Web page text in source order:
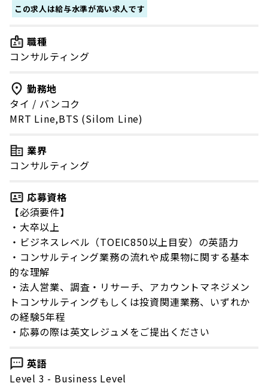
この求人は給与水準が高い求人です
職種
コンサルティング
勤務地
タイ / バンコク
MRT Line,BTS (Silom Line)
業界
コンサルティング
応募資格
【必須要件】
・大卒以上
・ビジネスレベル（TOEIC850以上目安）の英語力
・コンサルティング業務の流れや成果物に関する基本
的な理解
・法人営業、調査・リサーチ、アカウントマネジメン
トコンサルティングもしくは投資関連業務、いずれか
の経験5年程
・応募の際は英文レジュメをご提出ください
英語
Level 3 - Business Level